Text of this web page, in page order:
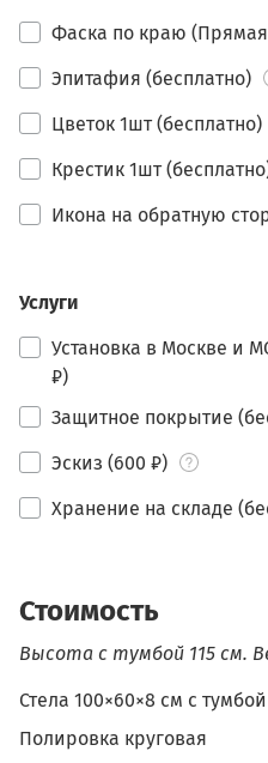
Фаска по краю (Прямая
Эпитафия (бесплатно)
Цветок 1шт (бесплатно)
Крестик 1шт
Икона на обратную
Услуги
Установка в Москве и
₽)
Защитное покрытие
Эскиз (600 ₽)
Хранение на складе
Стоимость
Высота с тумбой 115 см.
Стела 100×60×8 см c тумбой
Полировка круговая